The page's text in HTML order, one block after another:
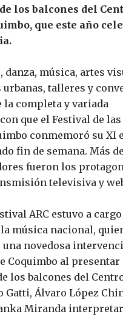
los balcones del
que este año
danza, música, artes
talleres y
la completa y variada
que el Festival de
conmemoró su XI
fin de semana. Más
fueron los
televisiva y
ARC estuvo a
música nacional,
una novedosa
Coquimbo al presentar
los balcones del
Gatti, Álvaro López
Miranda